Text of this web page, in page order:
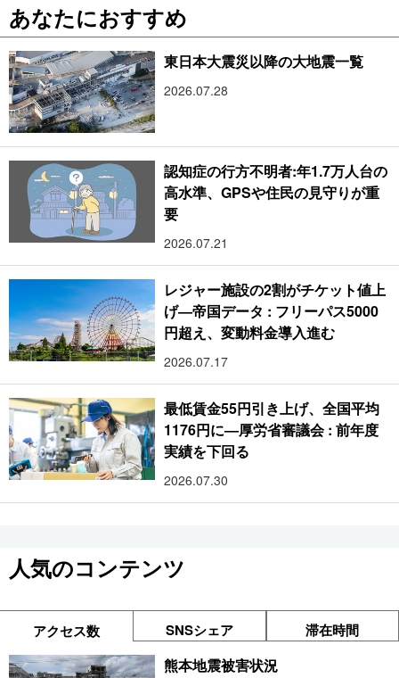
あなたにおすすめ
東日本大震災以降の大地震一覧
2026.07.28
認知症の行方不明者:年1.7万人台の
高水準、GPSや住民の見守りが重
要
2026.07.21
レジャー施設の2割がチケット値上
げ―帝国データ : フリーパス5000
円超え、変動料金導入進む
2026.07.17
最低賃金55円引き上げ、全国平均
1176円に―厚労省審議会 : 前年度
実績を下回る
2026.07.30
人気のコンテンツ
アクセス数 SNSシェア 滞在時間
熊本地震被害状況